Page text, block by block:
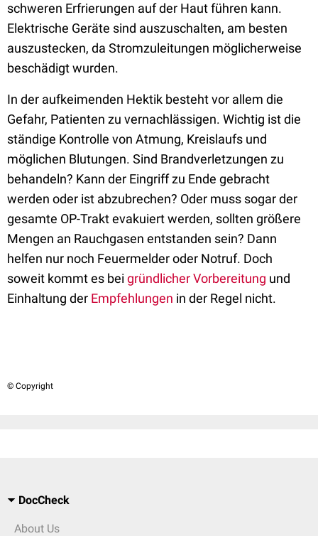
schweren Erfrierungen auf der Haut führen kann.
Elektrische Geräte sind auszuschalten, am besten
auszustecken, da Stromzuleitungen möglicherweise
beschädigt wurden.
In der aufkeimenden Hektik besteht vor allem die
Gefahr, Patienten zu vernachlässigen. Wichtig ist die
ständige Kontrolle von Atmung, Kreislaufs und
möglichen Blutungen. Sind Brandverletzungen zu
behandeln? Kann der Eingriff zu Ende gebracht
werden oder ist abzubrechen? Oder muss sogar der
gesamte OP-Trakt evakuiert werden, sollten größere
Mengen an Rauchgasen entstanden sein? Dann
helfen nur noch Feuermelder oder Notruf. Doch
soweit kommt es bei gründlicher Vorbereitung und
Einhaltung der Empfehlungen in der Regel nicht.
© Copyright
DocCheck
About Us